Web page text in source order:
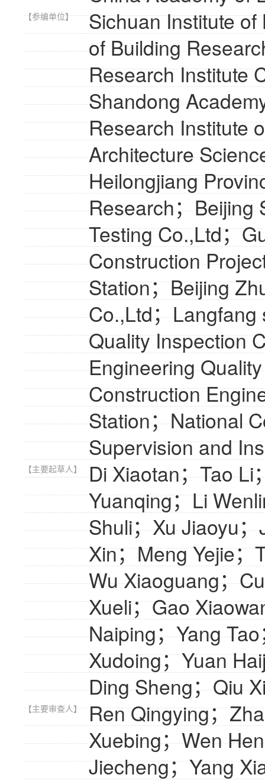
【参编单位】
Sichuan Institute
of Building
Research Institute
Shandong
Research Institute
Architecture
Heilongjiang
Research；Beijing
Testing Co.,Ltd；
Construction
Station；Beijing
Co.,Ltd；
Quality Inspection
Engineering
Construction
Station；National
Supervision and
【主要起草人】
Di Xiaotan；Tao Li
Yuanqing；Li
Shuli；Xu Jiaoyu
Xin；Meng Yejie
Wu Xiaoguang；
Xueli；Gao
Naiping；Yang
Xudoing；Yuan
Ding Sheng；Qiu
【主要审查人】
Ren Qingying；
Xuebing；Wen
Jiecheng；Yang